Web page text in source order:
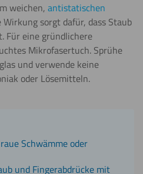
weichen, antistatischen
sorgt dafür, dass Staub
Für eine gründlichere
Mikrofasertuch. Sprühe
und verwende keine
oder Lösemitteln.
Schwämme oder
und Fingerabdrücke mit